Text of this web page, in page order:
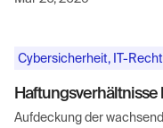
Cybersicherheit, IT-
Haftungsverhältnisse
Aufdeckung der